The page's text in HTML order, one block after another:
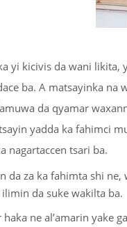
yi kicivis da wani likita,
ba. A matsayinka
da qyamar
yadda ka fahimci
nagartaccen tsari ba.
da za ka fahimta shi
da suke wakilta ba.
haka ne al’amarin yake